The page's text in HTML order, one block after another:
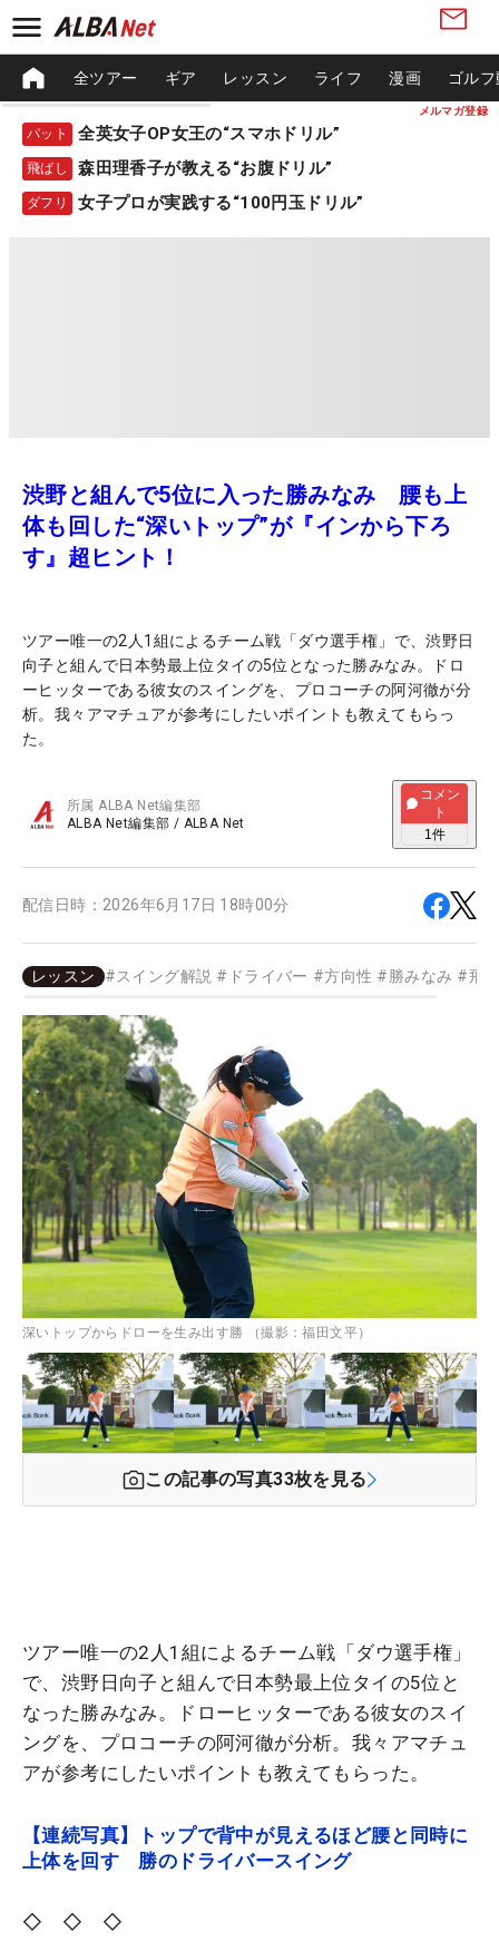
メルマガ登録
全ツアー ギア レッスン ライフ 漫画 ゴル
パット 全英女子OP女王の“スマホドリル”
飛ばし 森田理香子が教える“お腹ドリル”
ダフリ 女子プロが実践する“100円玉ドリル”
渋野と組んで5位に入った勝みなみ 腰も上
体も回した“深いトップ”が『インから下ろ
す』超ヒント！
ツアー唯一の2人1組によるチーム戦「ダウ選手権」で、渋野日
向子と組んで日本勢最上位タイの5位となった勝みなみ。ドロ
ーヒッターである彼女のスイングを、プロコーチの阿河徹が分
析。我々アマチュアが参考にしたいポイントも教えてもらっ
た。
所属ALBA Net編集部
ALBA Net編集部 / ALBA Net
コメン
ト
1件
配信日時： 2026年6月17日 18時00分
レッスン #スイング解説 # ドライバー #方向性 # 勝みなみ #飛
深いトップからドローを生み出す勝 （撮影：福田文平）
この記事の写真33枚を見る
ツアー唯一の2人1組によるチーム戦「ダウ選手権」
で、渋野日向子と組んで日本勢最上位タイの5位と
なった勝みなみ。ドローヒッターである彼女のスイ
ングを、プロコーチの阿河徹が分析。我々アマチュ
アが参考にしたいポイントも教えてもらった。
【連続写真】トップで背中が見えるほど腰と同時に
上体を回す 勝のドライバースイング
◇ ◇ ◇